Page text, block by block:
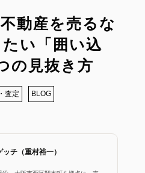
動産を売るな
い「囲い込
の見抜き方
査定 BLOG
チ（重村裕一）